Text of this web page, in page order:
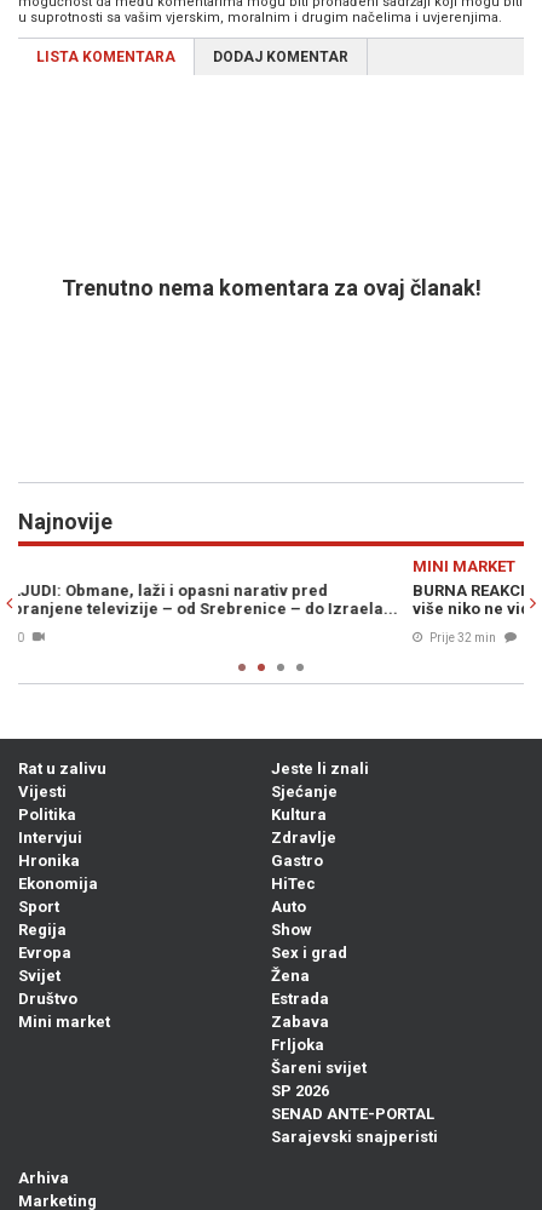
u suprotnosti sa vašim vjerskim, moralnim i drugim načelima i uvjerenjima.
LISTA KOMENTARA DODAJ KOMENTAR
Trenutno nema komentara za ovaj članak!
Najnovije
BURNA REAKCIJA NAKON ISTUPA ŽELJKE CVIJANOVIĆ: „Iz te šume
više niko ne vidi izlaz...“
Prije 32 min
Rat u zalivu
Vijesti
Politika
Intervjui
Hronika
Ekonomija
Sport
Regija
Evropa
Svijet
Društvo
Mini market
Jeste li znali
Sjećanje
Kultura
Zdravlje
Gastro
HiTec
Auto
Show
Sex i grad
Žena
Estrada
Zabava
Frljoka
Šareni svijet
SP 2026
SENAD ANTE-PORTAL
Sarajevski snajperisti
Arhiva
Marketing